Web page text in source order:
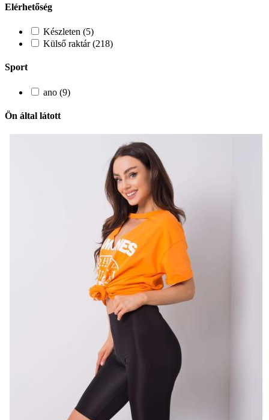
Elérhetőség
Készleten (5)
Külső raktár (218)
Sport
ano (9)
Ön által látott